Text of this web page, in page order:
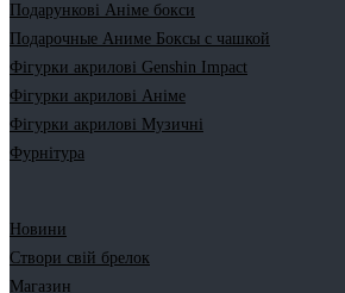
Подарункові Аніме бокси
Подарочные Аниме Боксы с чашкой
Фігурки акрилові Genshin Impact
Фігурки акрилові Аніме
Фігурки акрилові Музичні
Фурнітура
Новини
Створи свій брелок
Магазин